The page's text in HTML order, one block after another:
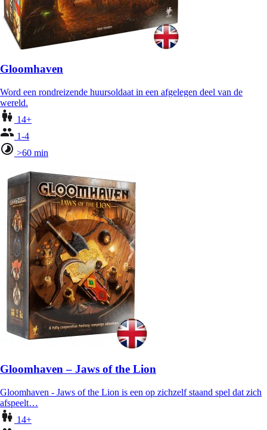
Gloomhaven
Word een rondreizende huursoldaat in een afgelegen deel van de
wereld.
14+
1-4
>60 min
Gloomhaven – Jaws of the Lion
Gloomhaven - Jaws of the Lion is een op zichzelf staand spel dat zich
afspeelt…
14+